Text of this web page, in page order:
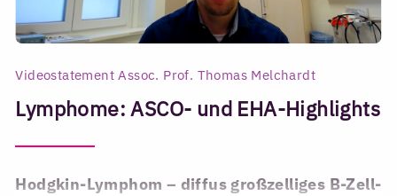
Videostatement Assoc. Prof. Thomas Melchardt
Lymphome: ASCO- und EHA-Highlights
Hodgkin-Lymphom – diffus großzelliges B-Zell-